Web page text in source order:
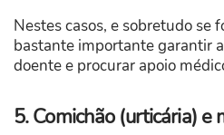
Nestes casos, e sobretudo se
bastante importante garantir
doente e procurar apoio
5. Comichão (urticária) e